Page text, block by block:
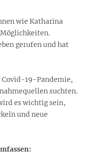
wie Katharina
gerufen und hat
Covid-19-Pandemie,
suchten.
es wichtig sein,
und neue